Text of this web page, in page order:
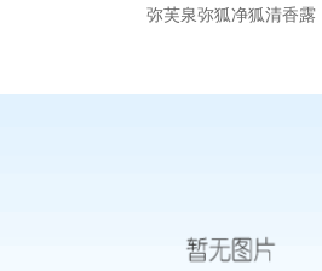
弥芙泉弥狐净狐清香露